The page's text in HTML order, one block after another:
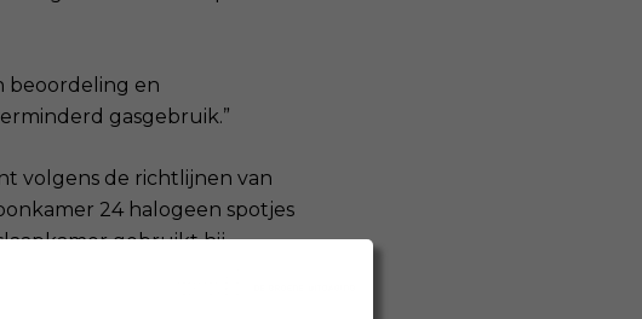
beoordeling en
gasgebruik.”
volgens de richtlijnen van
24 halogeen spotjes
gebruikt hij